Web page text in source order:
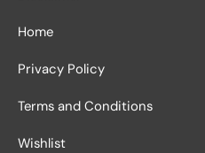
Home
Privacy Policy
Terms and Conditions
Wishlist